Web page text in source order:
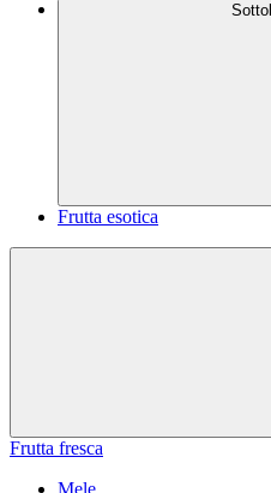
Frutta esotica
Frutta fresca
Mele